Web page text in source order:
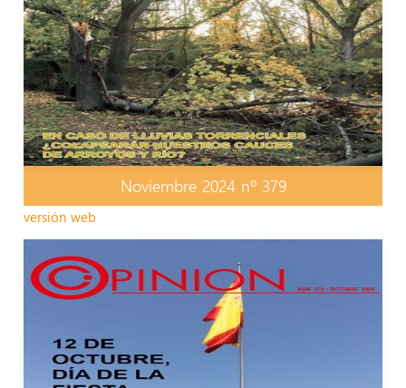
Noviembre 2024 nº 379
versión web